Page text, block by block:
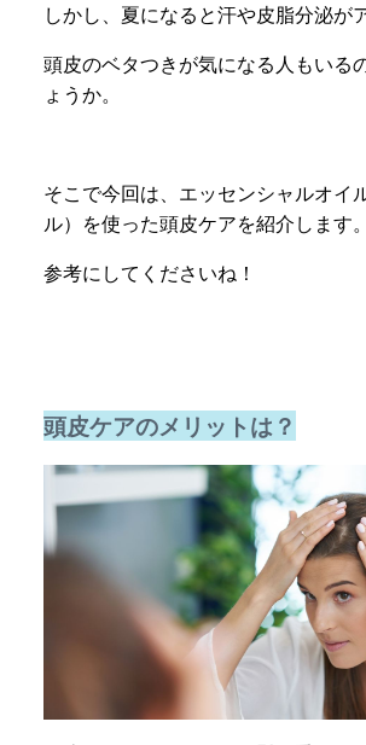
しかし、夏になると汗や皮脂分泌が
頭皮のベタつきが気になる人もいる
ょうか。
そこで今回は、エッセンシャルオイ
ル）を使った頭皮ケアを紹介します。
参考にしてくださいね！
頭皮ケアのメリットは？